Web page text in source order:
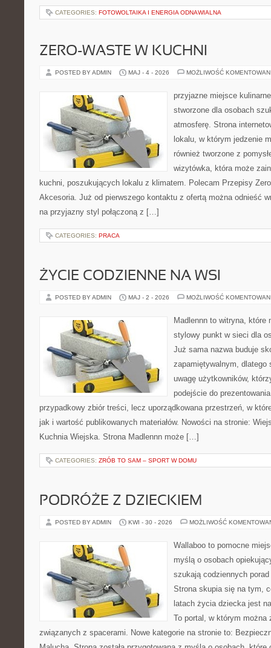
CATEGORIES: FOTOWOLTAIKA I ENERGIA ODNAWIALNA
ZERO-WASTE W KUCHNI
POSTED BY ADMIN MAJ - 4 - 2026 MOŻLIWOŚĆ
przyjazne miejsce
stworzone dla osobach
atmosferę. Strona
lokalu, w którym jedzenie
również tworzone z
wizytówka, która może
kuchni, poszukujących lokalu z klimatem. Polecam Przepisy
Akcesoria. Już od pierwszego kontaktu z ofertą można odnieść
na przyjazny styl połączoną z […]
CATEGORIES: PRACA
ŻYCIE CODZIENNE NA WSI
POSTED BY ADMIN MAJ - 2 - 2026 MOŻLIWOŚĆ
Madlennn to witryna, które
stylowy punkt w sieci dla
Już sama nazwa buduje
zapamiętywalnym, dlatego
uwagę użytkowników,
podejście do
przypadkowy zbiór treści, lecz uporządkowana przestrzeń, w
jak i wartość publikowanych materiałów. Nowości na stronie:
Kuchnia Wiejska. Strona Madlennn może […]
CATEGORIES: ZRÓB TO SAM – SPORT W DOMU
PODRÓŻE Z DZIECKIEM
POSTED BY ADMIN KWI - 30 - 2026 MOŻLIWOŚĆ
Wallaboo to pomocne
myślą o osobach
szukają codziennych
Strona skupia się na tym,
latach życia dziecka jest
To portal, w którym można
związanych z spacerami. Nowe kategorie na stronie to: